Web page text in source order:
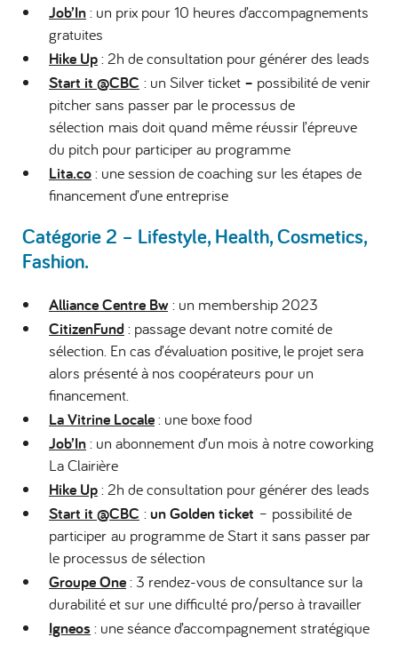
Job’In: un prix pour 10 heures d’accompagnements
gratuites
Hike Up: 2h de consultation pour générer des leads
Start it @CBC : un Silver ticket – possibilité de venir
pitcher sans passer par le processus de
sélection mais doit quand même réussir l’épreuve
du pitch pour participer au programme
Lita.co: une session de coaching sur les étapes de
financement d’une entreprise
Catégorie 2 – Lifestyle, Health, Cosmetics,
Fashion.
Alliance Centre Bw: un membership 2023
CitizenFund: passage devant notre comité de
sélection. En cas d’évaluation positive, le projet sera
alors présenté à nos coopérateurs pour un
financement.
La Vitrine Locale: une boxe food
Job’In: un abonnement d’un mois à notre coworking
La Clairière
Hike Up: 2h de consultation pour générer des leads
Start it @CBC :un Golden ticket – possibilité de
participer au programme de Start it sans passer par
le processus de sélection
Groupe One: 3 rendez-vous de consultance sur la
durabilité et sur une difficulté pro/perso à travailler
Igneos : une séance d’accompagnement stratégique